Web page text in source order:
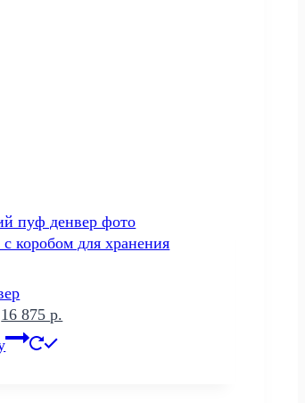
Первоначальная
цена
составляла
16 875р.